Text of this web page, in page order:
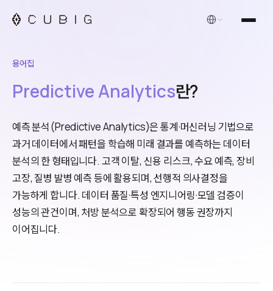
한국어
용어집
Predictive Analytics란?
예측 분석(Predictive Analytics)은 통계·머신러닝 기법으로
과거 데이터에서 패턴을 학습해 미래 결과를 예측하는 데이터
분석의 한 형태입니다. 고객 이탈, 신용 리스크, 수요 예측, 장비
고장, 질병 발병 예측 등에 활용되며, 선행적 의사결정을
가능하게 합니다. 데이터 품질·특성 엔지니어링·모델 검증이
성능의 관건이며, 처방 분석으로 확장되어 행동 권장까지
이어집니다.